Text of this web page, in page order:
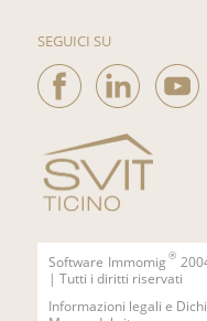
SEGUICI SU
Software Immomig ®
| Tutti i diritti riservati
Informazioni legali e